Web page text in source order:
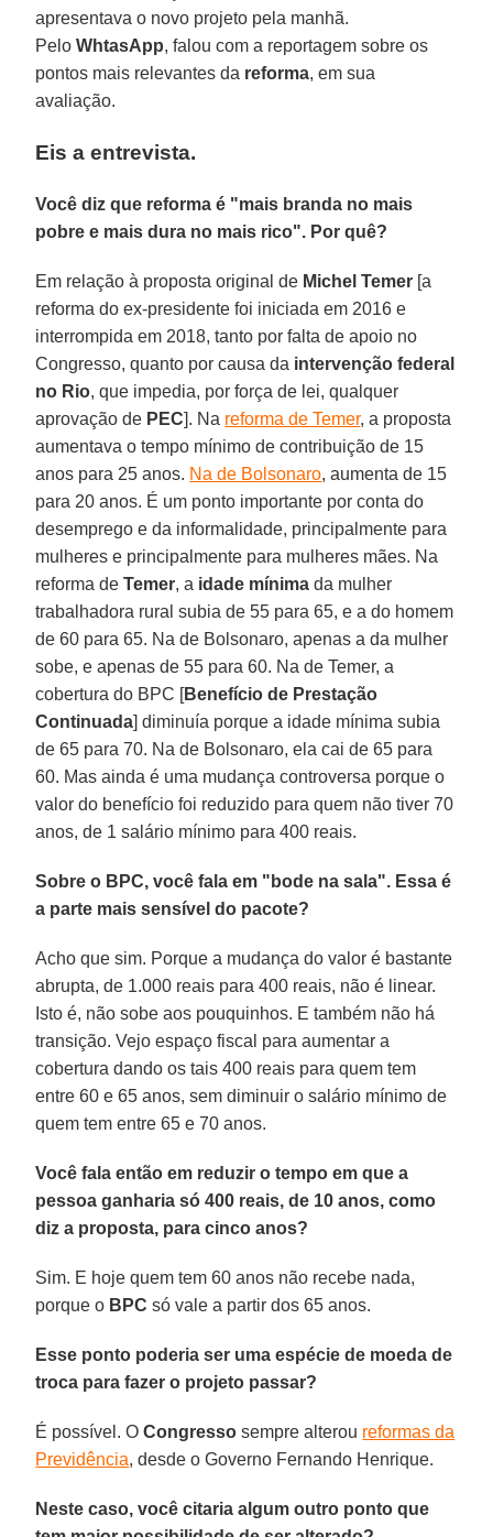
apresentava o novo projeto pela manhã.
PeloWhtasApp, falou com a reportagem sobre os
pontos mais relevantes da reforma, em sua
avaliação.
Eis a entrevista.
Você diz que reforma é "mais branda no mais
pobre e mais dura no mais rico". Por quê?
Em relação à proposta original de Michel Temer [a
reforma do ex-presidente foi iniciada em 2016 e
interrompida em 2018, tanto por falta de apoio no
Congresso, quanto por causa da intervenção federal
no Rio, que impedia, por força de lei, qualquer
aprovação de PEC]. Na reforma de Temer, a proposta
aumentava o tempo mínimo de contribuição de 15
anos para 25 anos. Na de Bolsonaro, aumenta de 15
para 20 anos. É um ponto importante por conta do
desemprego e da informalidade, principalmente para
mulheres e principalmente para mulheres mães. Na
reforma deTemer, a idade mínima da mulher
trabalhadora rural subia de 55 para 65, e a do homem
de 60 para 65. Na de Bolsonaro, apenas a da mulher
sobe, e apenas de 55 para 60. Na de Temer, a
cobertura do BPC [Benefício de Prestação
Continuada] diminuía porque a idade mínima subia
de 65 para 70. Na de Bolsonaro, ela cai de 65 para
60. Mas ainda é uma mudança controversa porque o
valor do benefício foi reduzido para quem não tiver 70
anos, de 1 salário mínimo para 400 reais.
Sobre o BPC, você fala em "bode na sala". Essa é
a parte mais sensível do pacote?
Acho que sim. Porque a mudança do valor é bastante
abrupta, de 1.000 reais para 400 reais, não é linear.
Isto é, não sobe aos pouquinhos. E também não há
transição. Vejo espaço fiscal para aumentar a
cobertura dando os tais 400 reais para quem tem
entre 60 e 65 anos, sem diminuir o salário mínimo de
quem tem entre 65 e 70 anos.
Você fala então em reduzir o tempo em que a
pessoa ganharia só 400 reais, de 10 anos, como
diz a proposta, para cinco anos?
Sim. E hoje quem tem 60 anos não recebe nada,
porque o BPC só vale a partir dos 65 anos.
Esse ponto poderia ser uma espécie de moeda de
troca para fazer o projeto passar?
É possível. OCongresso sempre alterou reformas da
Previdência, desde o Governo Fernando Henrique.
Neste caso, você citaria algum outro ponto que